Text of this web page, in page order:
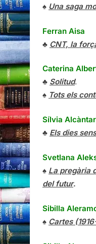
♠ Una saga
Ferran Aisa
♣ CNT, la
Caterina
♣ Solitud.
♠ Tots els
Sílvia
♣ Els dies
Svetlana
♠ La pregària
del futur.
Sibilla
♠ Cartes